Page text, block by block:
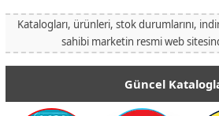
Katalogları, ürünleri, stok durumlarını,
sahibi marketin resmi web
Güncel